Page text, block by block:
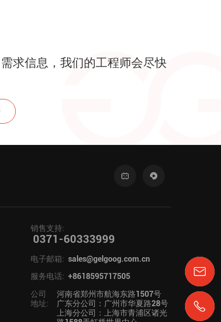
求信息，我们的工程师会尽快
销售支持:
0371-60333999
电子邮箱: sales@gelgoog.com.cn
服务电话: +8618595717505
公司
地址:
河南省郑州市航海东路1507号
广东分公司：广州市华夏路28号
上海分公司：上海市青浦区诸光